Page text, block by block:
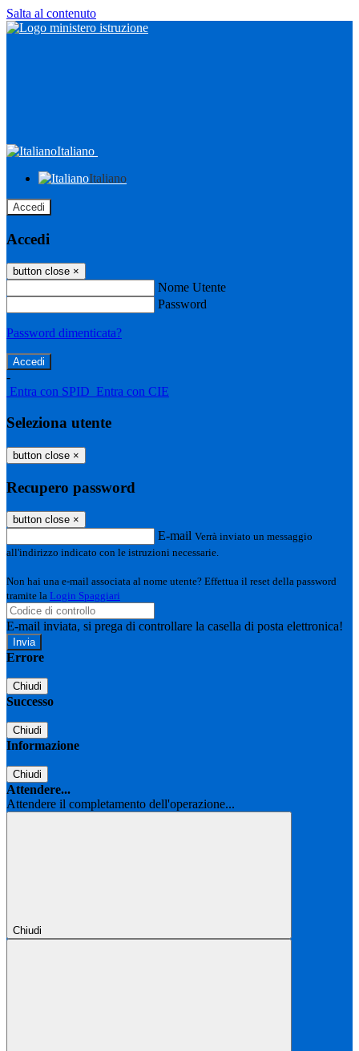
Salta al contenuto
Italiano
Italiano
Accedi
Accedi
button close ×
Nome Utente
Password
Password dimenticata?
-
Entra con SPID Entra con CIE
Seleziona utente
button close ×
Recupero password
button close ×
E-mail Verrà inviato un messaggio
all'indirizzo indicato con le istruzioni necessarie.
Non hai una e-mail associata al nome utente? Effettua il reset della password
tramite la Login Spaggiari
E-mail inviata, si prega di controllare la casella di posta elettronica!
Errore
Chiudi
Successo
Chiudi
Informazione
Chiudi
Attendere...
Attendere il completamento dell'operazione...
Chiudi